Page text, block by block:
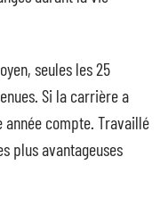
seules les 25
Si la carrière a
année compte. Travaillé
plus avantageuses